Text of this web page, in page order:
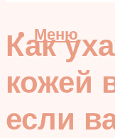
Меню
Как
кожей
если